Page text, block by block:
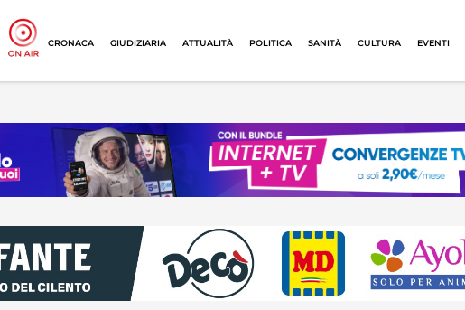
CRONACA GIUDIZIARIA ATTUALITÀ POLITICA SANITÀ CULTURA EVENTI